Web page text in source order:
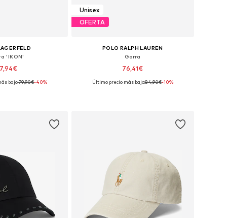
'IKON'
55-60
bajo:79,90€-40%
Unisex
OFERTA
POLO RALPH LAUREN
Gorra
76,41€
Tallas disponibles: 55-60
Último precio más bajo:84,90€-10%